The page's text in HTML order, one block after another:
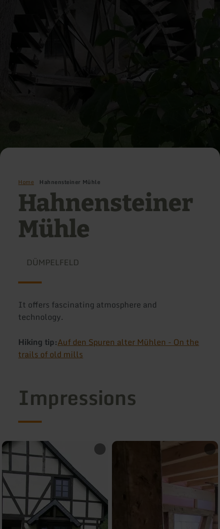
Home Hahnensteiner Mühle
Hahnensteiner
Mühle
DÜMPELFELD
It offers fascinating atmosphere and
technology.
Hiking tip:Auf den Spuren alter Mühlen - On the
trails of old mills
Impressions